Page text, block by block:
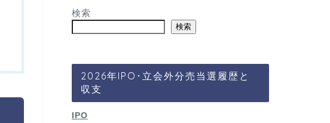
検索
検索
2026年IPO･立会外分売当選履歴と
収支
IPO